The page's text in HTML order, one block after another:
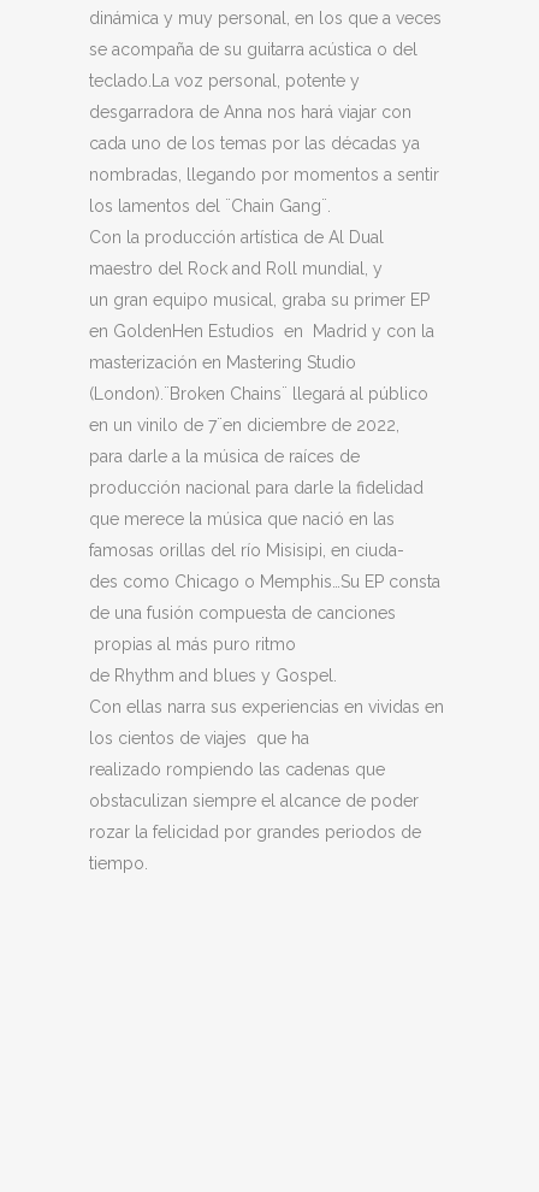
dinámica y muy personal, en los que a veces
se acompaña de su guitarra acústica o del
teclado.La voz personal, potente y
desgarradora de Anna nos hará viajar con
cada uno de los temas por las décadas ya
nombradas, llegando por momentos a sentir
los lamentos del ¨Chain Gang¨.
Con la producción artística de Al Dual
maestro del Rock and Roll mundial, y
un gran equipo musical, graba su primer EP
en GoldenHen Estudios en Madrid y con la
masterización en Mastering Studio
(London).¨Broken Chains¨ llegará al público
en un vinilo de 7¨en diciembre de 2022,
para darle a la música de raíces de
producción nacional para darle la fidelidad
que merece la música que nació en las
famosas orillas del río Misisipi, en ciuda-
des como Chicago o Memphis…Su EP consta
de una fusión compuesta de canciones
propias al más puro ritmo
de Rhythm and blues y Gospel.
Con ellas narra sus experiencias en vividas en
los cientos de viajes que ha
realizado rompiendo las cadenas que
obstaculizan siempre el alcance de poder
rozar la felicidad por grandes periodos de
tiempo.